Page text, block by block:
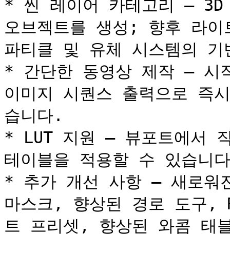
* 씬 레이어 카테고리 – 3D
오브젝트를 생성; 향후 라
파티클 및 유체 시스템의
* 간단한 동영상 제작 – 시
이미지 시퀀스 출력으로 즉
습니다.
* LUT 지원 – 뷰포트에서
테이블을 적용할 수 있습니
* 추가 개선 사항 – 새로워
마스크, 향상된 경로 도구,
트 프리셋, 향상된 와콤 태